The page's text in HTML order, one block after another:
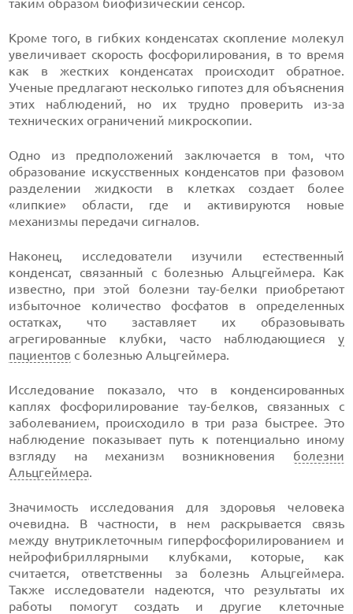
таким образом биофизический сенсор.
Кроме того, в гибких конденсатах скопление молекул
увеличивает скорость фосфорилирования, в то время
как в жестких конденсатах происходит обратное.
Ученые предлагают несколько гипотез для объяснения
этих наблюдений, но их трудно проверить из-за
технических ограничений микроскопии.
Одно из предположений заключается в том, что
образование искусственных конденсатов при фазовом
разделении жидкости в клетках создает более
«липкие» области, где и активируются новые
механизмы передачи сигналов.
Наконец, исследователи изучили естественный
конденсат, связанный с болезнью Альцгеймера. Как
известно, при этой болезни тау-белки приобретают
избыточное количество фосфатов в определенных
остатках, что заставляет их образовывать
агрегированные клубки, часто наблюдающиеся у
пациентов с болезнью Альцгеймера.
Исследование показало, что в конденсированных
каплях фосфорилирование тау-белков, связанных с
заболеванием, происходило в три раза быстрее. Это
наблюдение показывает путь к потенциально иному
взгляду на механизм возникновения болезни
Альцгеймера.
Значимость исследования для здоровья человека
очевидна. В частности, в нем раскрывается связь
между внутриклеточным гиперфосфорилированием и
нейрофибриллярными клубками, которые, как
считается, ответственны за болезнь Альцгеймера.
Также исследователи надеются, что результаты их
работы помогут создать и другие клеточные